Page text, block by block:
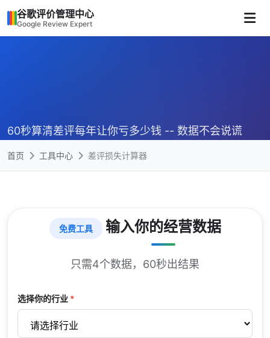
谷歌评价管理中心
Google Review Expert
60秒算清差评每年让你亏多少钱 -- 数据不会说谎
首页 工具中心 差评损失计算器
免费工具 输入你的经营数据
只需4个数据，60秒出结果
选择你的行业 *